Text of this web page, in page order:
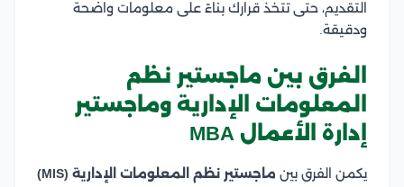
التقديم، حتى تتخذ قرارك بناءً على معلومات واضحة
ودقيقة.
الفرق بين ماجستير نظم
المعلومات الإدارية وماجستير
إدارة الأعمال MBA
يكمن الفرق بين ماجستير نظم المعلومات الإدارية (MIS)